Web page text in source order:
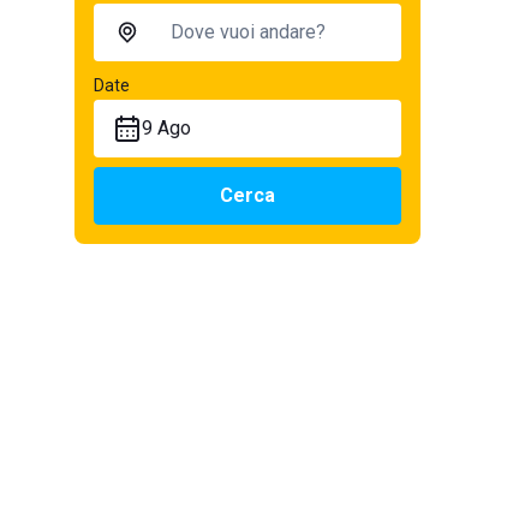
Date
9 Ago
Cerca